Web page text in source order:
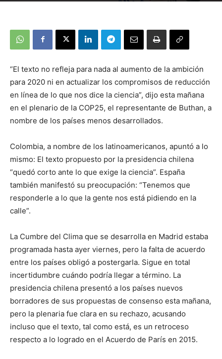
“El texto no refleja para nada al aumento de la ambición
para 2020 ni en actualizar los compromisos de reducción
en línea de lo que nos dice la ciencia”, dijo esta mañana
en el plenario de la COP25, el representante de Buthan, a
nombre de los países menos desarrollados.
Colombia, a nombre de los latinoamericanos, apuntó a lo
mismo: El texto propuesto por la presidencia chilena
“quedó corto ante lo que exige la ciencia”. España
también manifestó su preocupación: “Tenemos que
responderle a lo que la gente nos está pidiendo en la
calle”.
La Cumbre del Clima que se desarrolla en Madrid estaba
programada hasta ayer viernes, pero la falta de acuerdo
entre los países obligó a postergarla. Sigue en total
incertidumbre cuándo podría llegar a término. La
presidencia chilena presentó a los países nuevos
borradores de sus propuestas de consenso esta mañana,
pero la plenaria fue clara en su rechazo, acusando
incluso que el texto, tal como está, es un retroceso
respecto a lo logrado en el Acuerdo de París en 2015.